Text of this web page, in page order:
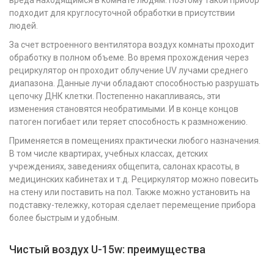
подходит для круглосуточной обработки в присутствии
людей.
За счет встроенного вентилятора воздух комнаты проходит
обработку в полном объеме. Во время прохождения через
рециркулятор он проходит облучение UV лучами среднего
диапазона. Данные лучи обладают способностью разрушать
цепочку ДНК клетки. Постепенно накапливаясь, эти
изменения становятся необратимыми. И в конце концов
патоген погибает или теряет способность к размножению.
Применяется в помещениях практически любого назначения.
В том числе квартирах, учебных классах, детских
учреждениях, заведениях общепита, салонах красоты, в
медицинских кабинетах и т.д. Рециркулятор можно повесить
на стену или поставить на пол. Также можно установить на
подставку-тележку, которая сделает перемещение прибора
более быстрым и удобным.
Чистый воздух U-15w: преимущества